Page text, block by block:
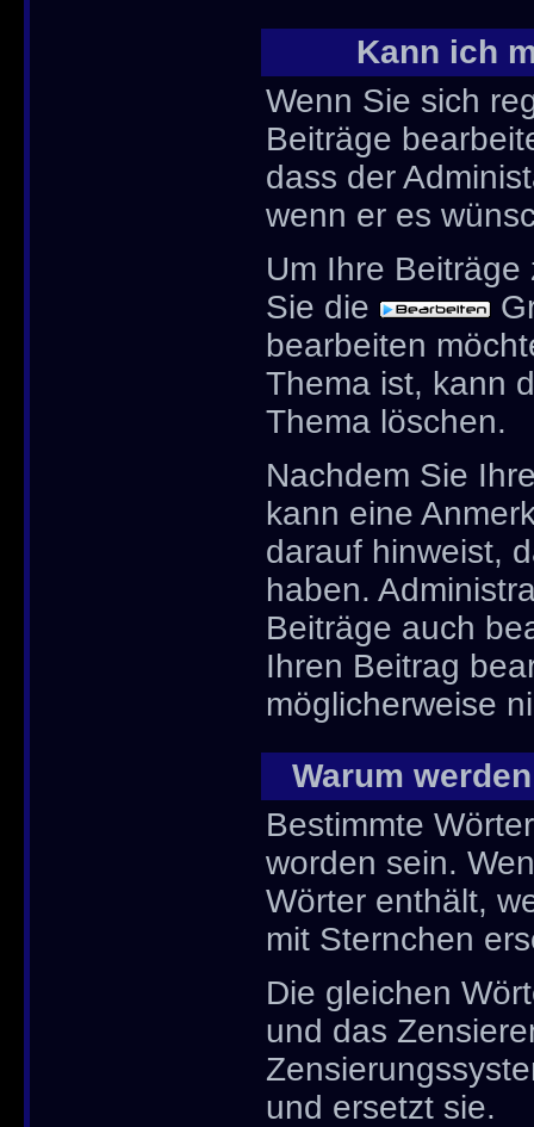
Kann ich
Wenn Sie sich
Beiträge
dass der
wenn er es
Um Ihre
Sie die
bearbeiten
Thema ist, kann
Thema löschen.
Nachdem Sie
kann eine
darauf hinweist,
haben.
Beiträge auch
Ihren Beitrag
möglicherweise
Warum
Bestimmte
worden sein.
Wörter enthält,
mit Sternchen
Die gleichen
und das
und ersetzt sie.